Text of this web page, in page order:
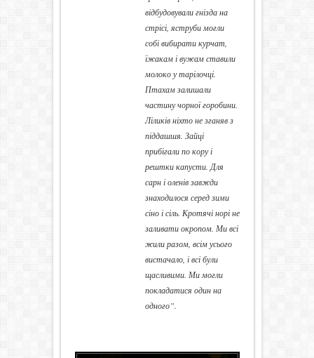
відбудовували гнізда на
стрісі, яструби могли
собі вибирати курчат,
їжакам і вужам ставили
молоко у тарілочці.
Птахам залишали
частину чорної горобини.
Ліликів ніхто не зганяв з
піддашшя. Зайці
прибігали по кору і
рештки капусти. Для
сарн і оленів завжди
знаходилося серед зими
сіно і сіль. Кротячі норі не
заливати окропом. Ми всі
жили разом, всім усього
вистачало, і всі були
щасливими. Ми могли
покладатися один на
одного”.